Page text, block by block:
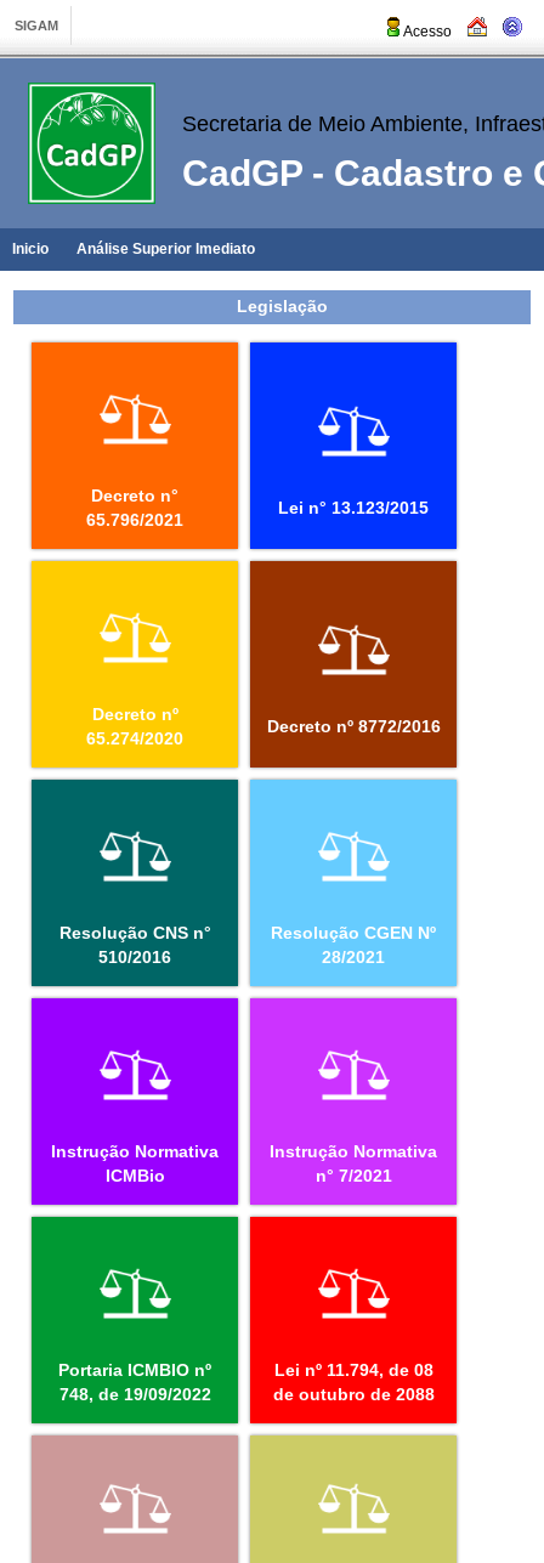
Acesso
Secretaria de Meio Ambiente,
CadGP - Cadastro e
Inicio Análise Superior Imediato
Legislação
Decreto n°
65.796/2021
Lei n° 13.123/2015
Decreto nº
65.274/2020
Decreto nº 8772/2016
Resolução CNS n°
510/2016
Resolução CGEN Nº
28/2021
Instrução Normativa
ICMBio
Instrução Normativa
n° 7/2021
Portaria ICMBIO nº
748, de 19/09/2022
Lei nº 11.794, de 08
de outubro de 2088